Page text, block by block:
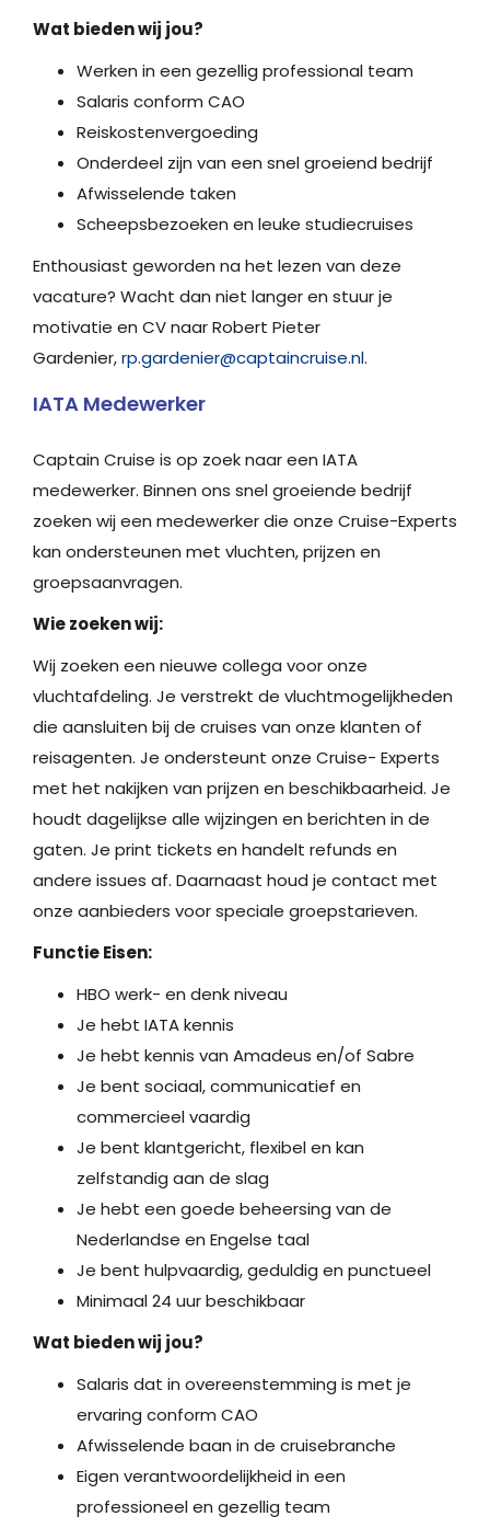
Wat bieden wij jou?
Werken in een gezellig professional team
Salaris conform CAO
Reiskostenvergoeding
Onderdeel zijn van een snel groeiend bedrijf
Afwisselende taken
Scheepsbezoeken en leuke studiecruises
Enthousiast geworden na het lezen van deze
vacature? Wacht dan niet langer en stuur je
motivatie en CV naar Robert Pieter
Gardenier,rp.gardenier@captaincruise.nl.
IATA Medewerker
Captain Cruise is op zoek naar een IATA
medewerker. Binnen ons snel groeiende bedrijf
zoeken wij een medewerker die onze Cruise-Experts
kan ondersteunen met vluchten, prijzen en
groepsaanvragen.
Wie zoeken wij:
Wij zoeken een nieuwe collega voor onze
vluchtafdeling. Je verstrekt de vluchtmogelijkheden
die aansluiten bij de cruises van onze klanten of
reisagenten. Je ondersteunt onze Cruise- Experts
met het nakijken van prijzen en beschikbaarheid. Je
houdt dagelijkse alle wijzingen en berichten in de
gaten. Je print tickets en handelt refunds en
andere issues af. Daarnaast houd je contact met
onze aanbieders voor speciale groepstarieven.
Functie Eisen:
HBO werk- en denk niveau
Je hebt IATA kennis
Je hebt kennis van Amadeus en/of Sabre
Je bent sociaal, communicatief en
commercieel vaardig
Je bent klantgericht, flexibel en kan
zelfstandig aan de slag
Je hebt een goede beheersing van de
Nederlandse en Engelse taal
Je bent hulpvaardig, geduldig en punctueel
Minimaal 24 uur beschikbaar
Wat bieden wij jou?
Salaris dat in overeenstemming is met je
ervaring conform CAO
Afwisselende baan in de cruisebranche
Eigen verantwoordelijkheid in een
professioneel en gezellig team